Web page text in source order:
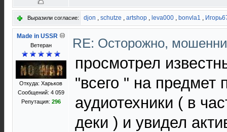
Выразили согласие: djon , schutze , artshop , leva000 , bonvla1 ,
Made in USSR
Ветеран
Откуда: Харьков
Сообщений: 4 059
Репутация: 296
RE: Осторожно,
просмотрел
"всего " на предмет
аудиотехники ( в
деки ) и увидел